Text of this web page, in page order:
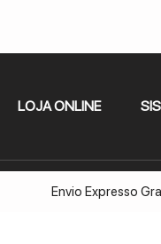
LOJA ONLINE
Envio Expresso